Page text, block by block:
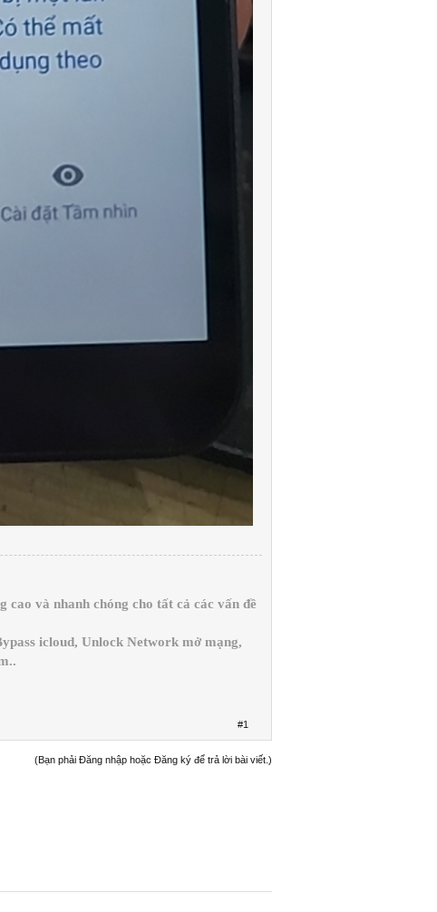
và nhanh chóng cho tất cả các vấn đề
icloud, Unlock Network mở mạng,
#1
(Bạn phải Đăng nhập hoặc Đăng ký để trả lời bài viết.)